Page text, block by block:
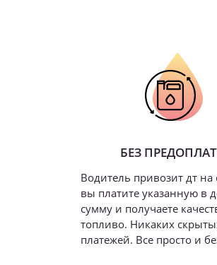
БЕЗ
Водитель привозит дт на
вы платите указанную в
сумму и получаете
топливо. Никаких
платежей. Все просто и